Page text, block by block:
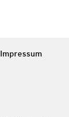
Impressum